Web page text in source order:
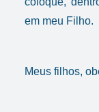
em meu Filho.
Meus filhos,